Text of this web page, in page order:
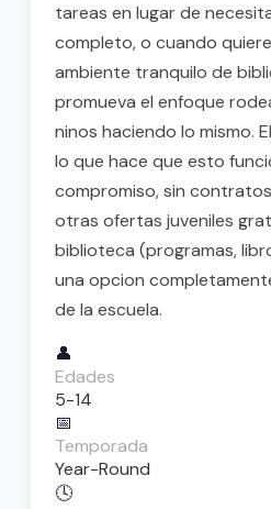
tareas en lugar de
completo, o cuando
ambiente tranquilo de
promueva el enfoque
ninos haciendo lo mismo.
lo que hace que esto
compromiso, sin
otras ofertas juveniles
biblioteca (programas,
una opcion
de la escuela.
👤
Edades
5-14
📅
Temporada
Year-Round
🕓